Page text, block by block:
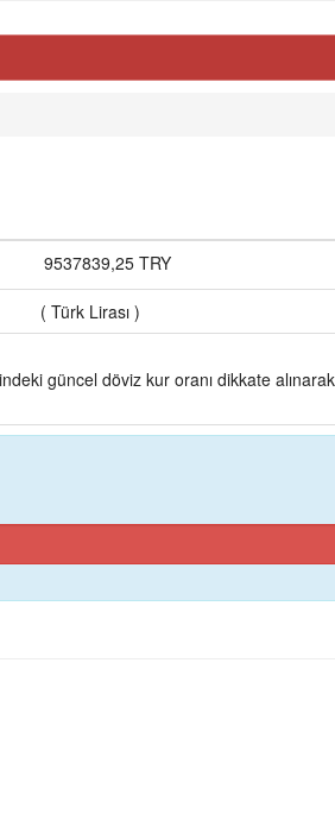
9537839,25 TRY
( Türk Lirası )
güncel döviz kur oranı dikkate alınarak